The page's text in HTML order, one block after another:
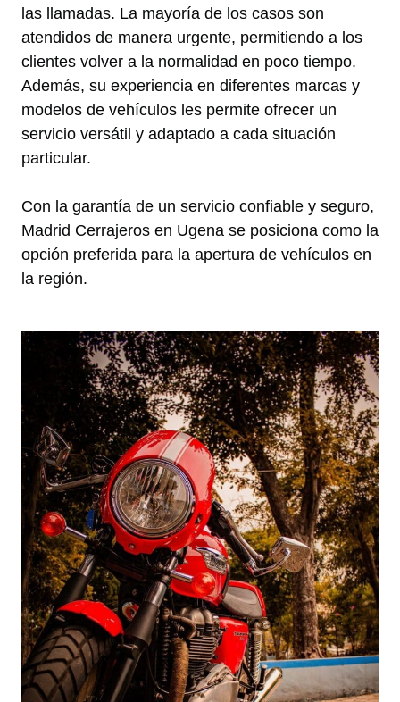
las llamadas. La mayoría de los casos son
atendidos de manera urgente, permitiendo a los
clientes volver a la normalidad en poco tiempo.
Además, su experiencia en diferentes marcas y
modelos de vehículos les permite ofrecer un
servicio versátil y adaptado a cada situación
particular.
Con la garantía de un servicio confiable y seguro,
Madrid Cerrajeros en Ugena se posiciona como la
opción preferida para la apertura de vehículos en
la región.